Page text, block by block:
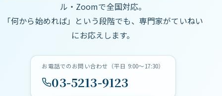
ル・Zoomで全国対応。
「何から始めれば」という段階でも、専門家がていねい
にお応えします。
お電話でのお問い合わせ（平日 9:00〜17:30）
03-5213-9123